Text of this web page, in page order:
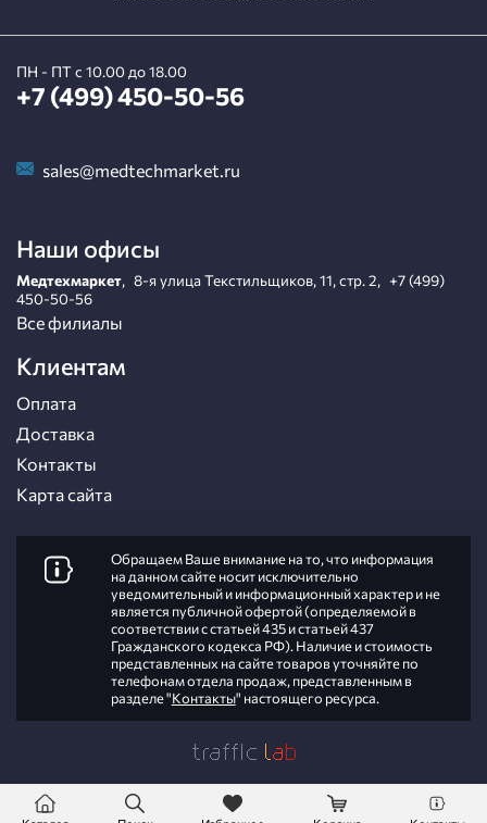
ПН - ПТ с 10.00 до 18.00
+7 (499) 450-50-56
sales@medtechmarket.ru
Наши офисы
Медтехмаркет, 8-я улица Текстильщиков, 11, стр. 2, +7 (499)
450-50-56
Все филиалы
Клиентам
Оплата
Доставка
Контакты
Карта сайта
Обращаем Ваше внимание на то, что информация
на данном сайте носит исключительно
уведомительный и информационный характер и не
является публичной офертой (определяемой в
соответствии с статьей 435 и статьей 437
Гражданского кодекса РФ). Наличие и стоимость
представленных на сайте товаров уточняйте по
телефонам отдела продаж, представленным в
разделе "Контакты" настоящего ресурса.